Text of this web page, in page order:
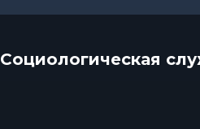
Социологическая